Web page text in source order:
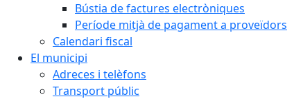
Bústia de factures electròniques
Període mitjà de pagament a proveïdors
Calendari fiscal
El municipi
Adreces i telèfons
Transport públic